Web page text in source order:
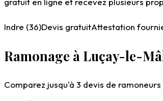
Indre (36)Devis gratuitAttestation
Ramonage à Luçay-le-
Comparez jusqu'à 3 devis de